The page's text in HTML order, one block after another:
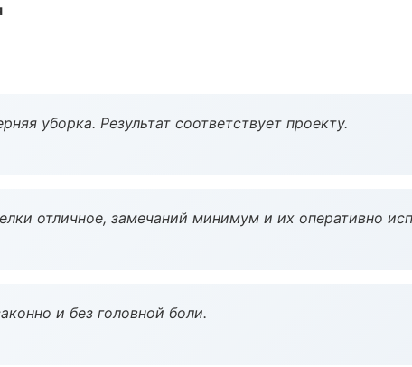
уборка. Результат соответствует проекту.
отличное, замечаний минимум и их оперативно
и без головной боли.